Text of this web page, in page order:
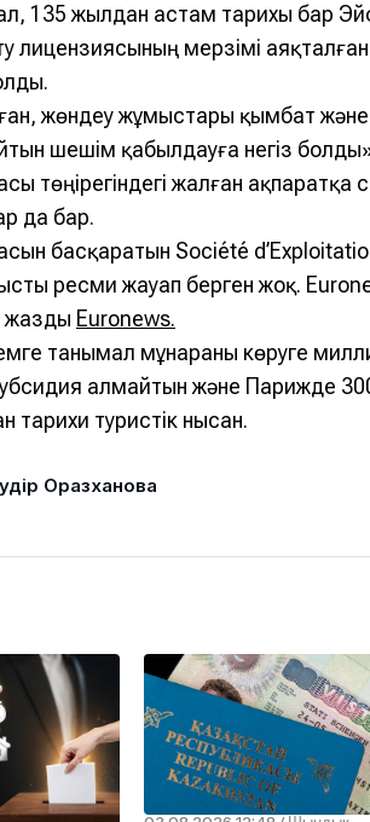
135 жылдан астам тарихы бар
лицензиясының мерзімі
жөндеу жұмыстары қымбат және
шешім қабылдауға негіз
төңірегіндегі жалған ақпаратқа
да бар.
басқаратын Société
ресми жауап берген жоқ.
жазды Euronews.
танымал мұнараны көруге
алмайтын және Парижде
тарихи туристік нысан.
Оразханова